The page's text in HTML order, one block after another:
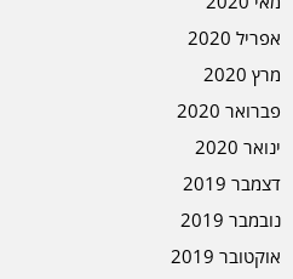
אפריל 2020
מרץ 2020
פברואר 2020
ינואר 2020
דצמבר 2019
נובמבר 2019
אוקטובר 2019